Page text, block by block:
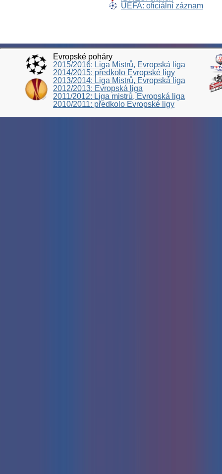
UEFA: oficiální záznam
Evropské poháry
2015/2016: Liga Mistrů, Evropská liga
2014/2015: předkolo Evropské ligy
2013/2014: Liga Mistrů, Evropská liga
2012/2013: Evropská liga
2011/2012: Liga mistrů, Evropská liga
2010/2011: předkolo Evropské ligy